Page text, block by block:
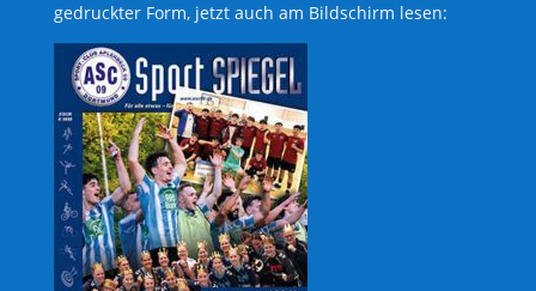
gedruckter Form, jetzt auch am Bildschirm lesen: